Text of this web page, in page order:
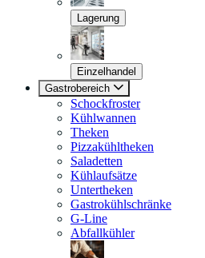
Lagerung
Einzelhandel
Gastrobereich
Schockfroster
Kühlwannen
Theken
Pizzakühltheken
Saladetten
Kühlaufsätze
Untertheken
Gastrokühlschränke
G-Line
Abfallkühler